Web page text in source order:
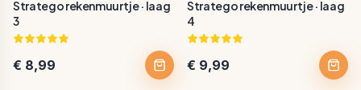
Stratego rekenmuurtje · laag
3
€ 8,99
Stratego rekenmuurtje · laag
4
€ 9,99